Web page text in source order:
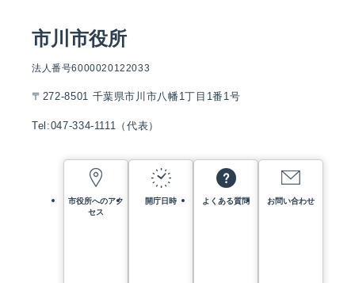
市川市役所
法人番号6000020122033
〒272-8501 千葉県市川市八幡1丁目1番1号
Tel:047-334-1111（代表）
市役所へのアク
セス
開庁日時 よくある質問 お問い合わせ